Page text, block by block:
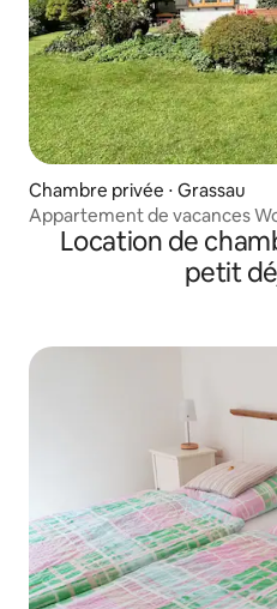
Chambre privée ⋅ Grassau
Appartement de vacances
Location de
petit